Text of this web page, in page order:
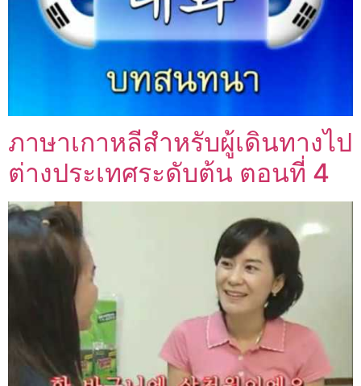
ภาษาเกาหลีสำหรับผู้เดินทางไป
ต่างประเทศระดับต้น ตอนที่ 4